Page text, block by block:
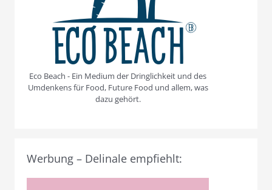
Eco Beach - Ein Medium der Dringlichkeit und des
Umdenkens für Food, Future Food und allem, was
dazu gehört.
Werbung – Delinale empfiehlt: